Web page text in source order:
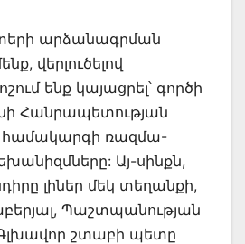
արձանագրման
վերլուծելով
ենք կայացրել՝ գործի
Հանրապետության
ռազմա-
Այ-սինքն,
լիներ մեկ տեղանքի,
Պաշտպանության
շտաբի պետը